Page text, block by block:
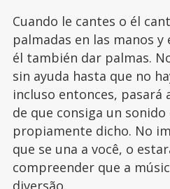
Cuando le cantes o él
palmadas en las manos
él también dar palmas.
sin ayuda hasta que no
incluso entonces,
de que consiga un sonido
propiamente dicho. No
que se una a você, o
compreender que a
diversão.